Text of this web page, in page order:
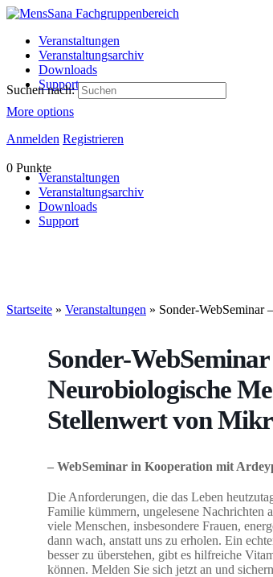
Veranstaltungen
Veranstaltungsarchiv
Downloads
Support
More options
Anmelden Registrieren
0 Punkte
Suchen nach:
Veranstaltungen
Veranstaltungsarchiv
Downloads
Support
Startseite » Veranstaltungen » Sonder-WebSeminar
Sonder-
Neurobiologische
Stellenwert von
– WebSeminar in Kooperation mit
Die Anforderungen, die das Leben
Familie kümmern, ungelesene
viele Menschen, insbesondere Frauen,
dann wach, anstatt uns zu erholen. Ein
besser zu überstehen, gibt es hilfreiche
können. Melden Sie sich jetzt an und